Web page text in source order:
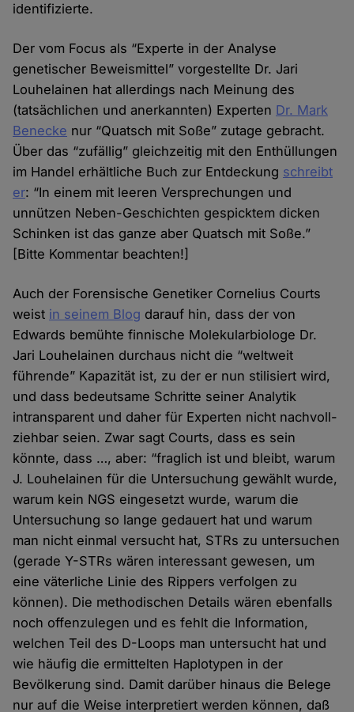
identifizierte.
Der vom Focus als “Experte in der Analyse
genetischer Beweis­mittel” vorgestellte Dr. Jari
Louhelainen hat aller­dings nach Meinung des
(tatsächlichen und anerkannten) Experten Dr. Mark
Benecke nur “Quatsch mit Soße” zutage gebracht.
Über das “zufällig” gleichzeitig mit den Enthüllungen
im Handel erhältliche Buch zur Entdeckung schreibt
er: “In einem mit leeren Versprechungen und
unnützen Neben-Geschichten gespicktem dicken
Schinken ist das ganze aber Quatsch mit Soße.”
[Bitte Kommentar beachten!]
Auch der Forensische Genetiker Cornelius Courts
weist in seinem Blog darauf hin, dass der von
Edwards bemühte finnische Molekular­biologe Dr.
Jari Louhelainen durchaus nicht die “weltweit
führende” Kapazität ist, zu der er nun stilisiert wird,
und dass bedeutsame Schritte seiner Analytik
intransparent und daher für Experten nicht nachvoll­
ziehbar seien. Zwar sagt Courts, dass es sein
könnte, dass …, aber: “fraglich ist und bleibt, warum
J. Louhelainen für die Unter­suchung gewählt wurde,
warum kein NGS eingesetzt wurde, warum die
Unter­suchung so lange gedauert hat und warum
man nicht einmal versucht hat, STRs zu untersuchen
(gerade Y-STRs wären interessant gewesen, um
eine väterliche Linie des Rippers verfolgen zu
können). Die methodischen Details wären ebenfalls
noch offen­zulegen und es fehlt die Information,
welchen Teil des D-Loops man untersucht hat und
wie häufig die ermittelten Haplotypen in der
Bevölkerung sind. Damit darüber hinaus die Belege
nur auf die Weise inter­pretiert werden können, daß